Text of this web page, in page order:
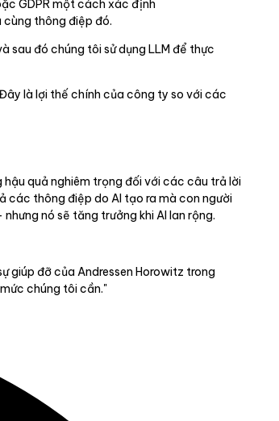
GDPR một cách xác định
thông điệp đó.
sau đó chúng tôi sử dụng LLM để thực
là lợi thế chính của công ty so với các
quả nghiêm trọng đối với các câu trả lời
các thông điệp do AI tạo ra mà con người
nó sẽ tăng trưởng khi AI lan rộng.
giúp đỡ của Andressen Horowitz trong
chúng tôi cần."